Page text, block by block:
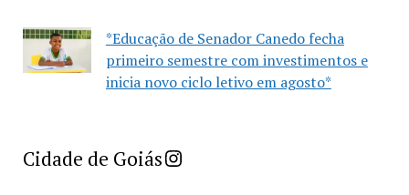
*Educação de Senador Canedo fecha
primeiro semestre com investimentos e
inicia novo ciclo letivo em agosto*
Cidade de GoiásImprensa Criativa da Cidade de Goiás